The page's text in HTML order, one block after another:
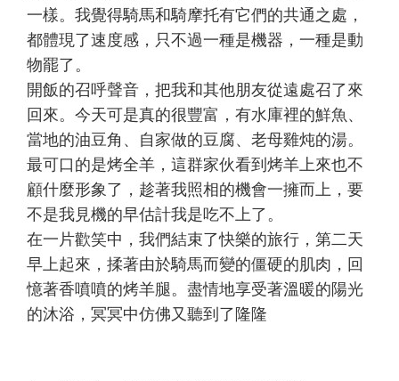
一樣。我覺得騎馬和騎摩托有它們的共通之處，
都體現了速度感，只不過一種是機器，一種是動
物罷了。
開飯的召呼聲音，把我和其他朋友從遠處召了來
回來。今天可是真的很豐富，有水庫裡的鮮魚、
當地的油豆角、自家做的豆腐、老母雞炖的湯。
最可口的是烤全羊，這群家伙看到烤羊上來也不
顧什麼形象了，趁著我照相的機會一擁而上，要
不是我見機的早估計我是吃不上了。
在一片歡笑中，我們結束了快樂的旅行，第二天
早上起來，揉著由於騎馬而變的僵硬的肌肉，回
憶著香噴噴的烤羊腿。盡情地享受著溫暖的陽光
的沐浴，冥冥中仿佛又聽到了隆隆